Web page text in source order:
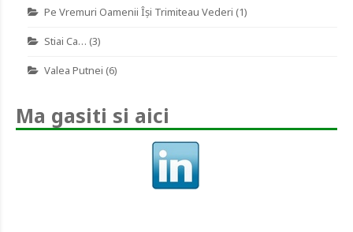
Pe Vremuri Oamenii Îşi Trimiteau Vederi (1)
Stiai Ca… (3)
Valea Putnei (6)
Ma gasiti si aici